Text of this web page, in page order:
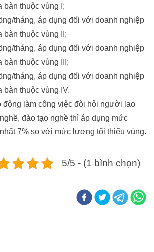
bàn thuộc vùng I;
tháng, áp dụng đối với doanh nghiệp
bàn thuộc vùng II;
tháng, áp dụng đối với doanh nghiệp
bàn thuộc vùng III;
tháng, áp dụng đối với doanh nghiệp
bàn thuộc vùng IV.
làm công việc đòi hỏi người lao
đào tạo nghề thì áp dụng mức
7% so với mức lương tối thiểu vùng.
5/5 - (1 bình chọn)